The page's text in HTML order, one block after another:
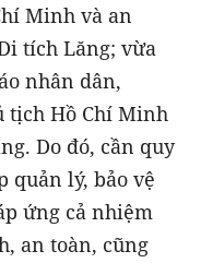
Minh và an
tích Lăng; vừa
nhân dân,
tịch Hồ Chí Minh
Do đó, cần quy
quản lý, bảo vệ
ứng cả nhiệm
an toàn, cũng